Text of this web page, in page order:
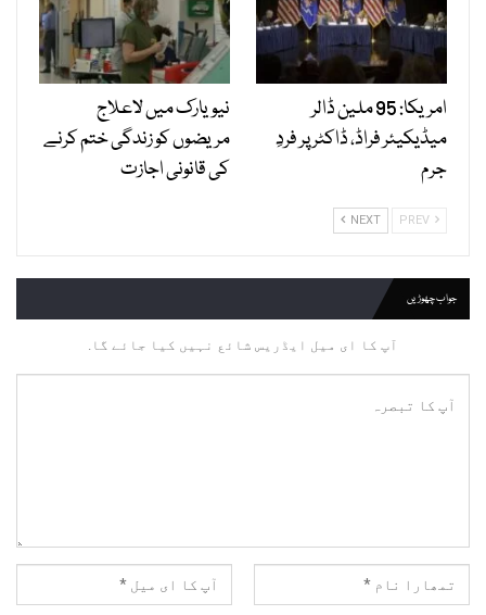
امریکا: 95 ملین ڈالر
میڈیکیئر فراڈ، ڈاکٹر پر فردِ
جرم
نیویارک میں لاعلاج
مریضوں کو زندگی ختم کرنے
کی قانونی اجازت
NEXT
جواب چھوڑیں
آپ کا ای میل ایڈریس شائع نہیں کیا جائے گا.